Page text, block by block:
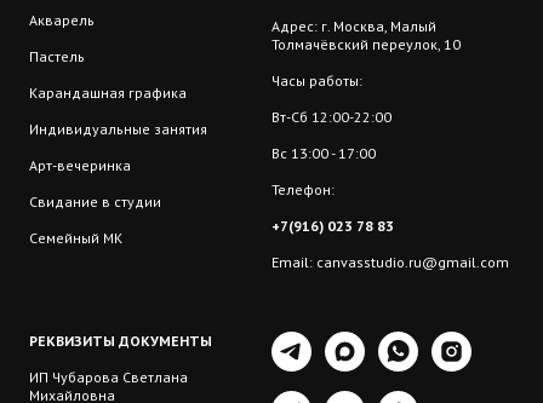
Акварель
Пастель
Карандашная графика
Индивидуальные занятия
Арт-вечеринка
Свидание в студии
Семейный МК
Адрес: г. Москва, Малый
Толмачёвский переулок, 10
Часы работы:
Вт-Сб 12:00-22:00
Вс 13:00 - 17:00
Телефон:
+7(916) 023 78 83
Email: canvasstudio.ru@gmail.com
РЕКВИЗИТЫ ДОКУМЕНТЫ
ИП Чубарова Светлана
Михайловна